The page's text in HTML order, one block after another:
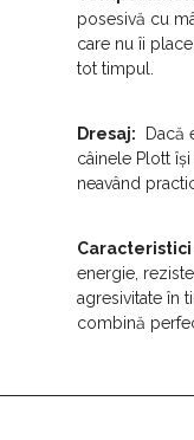
posesivă cu
care nu îi
tot timpul.
Dresaj: Dacă
câinele Plott
neavând
energie,
agresivitate în
combină